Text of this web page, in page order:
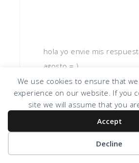
We use cookies to ensure that
experience on our website. If you
site we will assume that you
Accept
Decline
hola yo envie mis
agosto = )
Saludos , Marina Navarro